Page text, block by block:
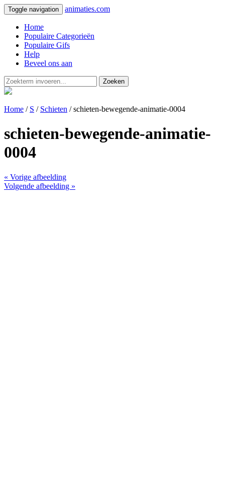
Toggle navigation animaties.com
Home
Populaire Categorieën
Populaire Gifs
Help
Beveel ons aan
Zoeken
Home / S / Schieten / schieten-bewegende-animatie-0004
schieten-bewegende-animatie-
0004
« Vorige afbeelding
Volgende afbeelding »